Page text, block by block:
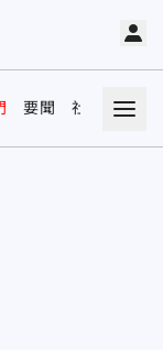
要聞 社會 娛樂